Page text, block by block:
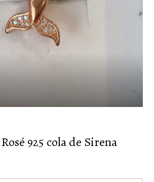
925 cola de Sirena